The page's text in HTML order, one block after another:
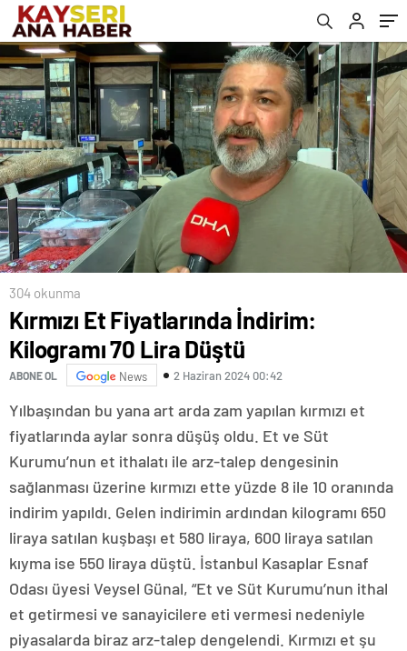
304 okunma
Kırmızı Et Fiyatlarında İndirim:
Kilogramı 70 Lira Düştü
ABONE OL News 2 Haziran 2024 00:42
Yılbaşından bu yana art arda zam yapılan kırmızı et
fiyatlarında aylar sonra düşüş oldu. Et ve Süt
Kurumu’nun et ithalatı ile arz-talep dengesinin
sağlanması üzerine kırmızı ette yüzde 8 ile 10 oranında
indirim yapıldı. Gelen indirimin ardından kilogramı 650
liraya satılan kuşbaşı et 580 liraya, 600 liraya satılan
kıyma ise 550 liraya düştü. İstanbul Kasaplar Esnaf
Odası üyesi Veysel Günal, “Et ve Süt Kurumu’nun ithal
et getirmesi ve sanayicilere eti vermesi nedeniyle
piyasalarda biraz arz-talep dengelendi. Kırmızı et şu